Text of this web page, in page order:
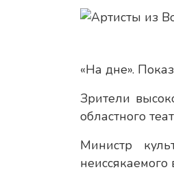
«На дне».
Зрители
областного
Министр